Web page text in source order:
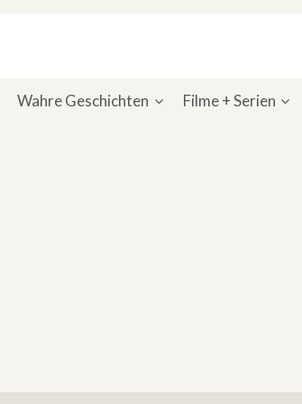
Wahre Geschichten Filme + Serien